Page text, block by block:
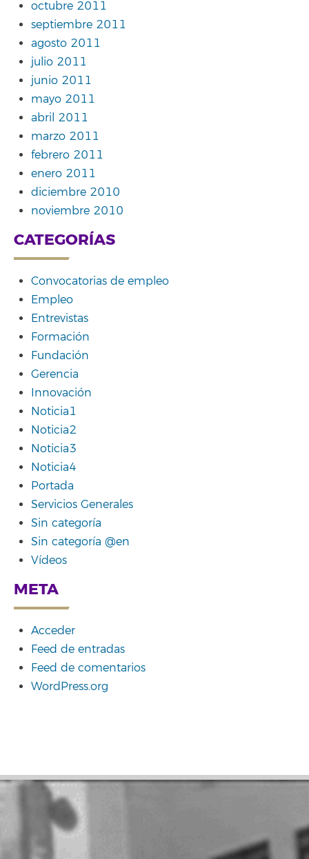
octubre 2011
septiembre 2011
agosto 2011
julio 2011
junio 2011
mayo 2011
abril 2011
marzo 2011
febrero 2011
enero 2011
diciembre 2010
noviembre 2010
CATEGORÍAS
Convocatorias de empleo
Empleo
Entrevistas
Formación
Fundación
Gerencia
Innovación
Noticia1
Noticia2
Noticia3
Noticia4
Portada
Servicios Generales
Sin categoría
Sin categoría @en
Vídeos
META
Acceder
Feed de entradas
Feed de comentarios
WordPress.org